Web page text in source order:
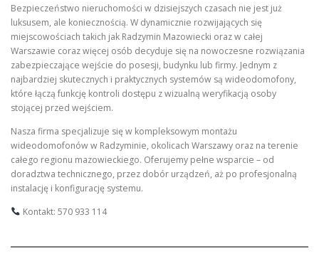
Bezpieczeństwo nieruchomości w dzisiejszych czasach nie jest już
luksusem, ale koniecznością. W dynamicznie rozwijających się
miejscowościach takich jak Radzymin Mazowiecki oraz w całej
Warszawie coraz więcej osób decyduje się na nowoczesne rozwiązania
zabezpieczające wejście do posesji, budynku lub firmy. Jednym z
najbardziej skutecznych i praktycznych systemów są wideodomofony,
które łączą funkcję kontroli dostępu z wizualną weryfikacją osoby
stojącej przed wejściem.
Nasza firma specjalizuje się w kompleksowym montażu
wideodomofonów w Radzyminie, okolicach Warszawy oraz na terenie
całego regionu mazowieckiego. Oferujemy pełne wsparcie – od
doradztwa technicznego, przez dobór urządzeń, aż po profesjonalną
instalację i konfigurację systemu.
Kontakt: 570 933 114